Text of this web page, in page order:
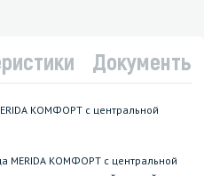
Документы
КОМФОРТ с центральной
MERIDA КОМФОРТ с центральной